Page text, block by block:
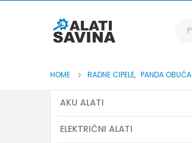
HOME RADNE CIPELE, PANDA OBUĆA
AKU ALATI
ELEKTRIČNI ALATI